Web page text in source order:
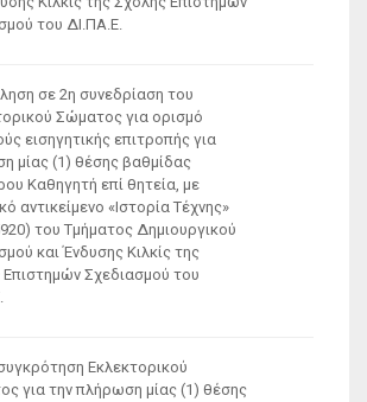
του ΔΙ.ΠΑ.Ε.
σε 2η συνεδρίαση του
Σώματος για ορισμό
εισηγητικής επιτροπής για
μίας (1) θέσης βαθμίδας
Καθηγητή επί θητεία, με
αντικείμενο «Ιστορία Τέχνης»
του Τμήματος Δημιουργικού
και Ένδυσης Κιλκίς της
Σχεδιασμού του
Εκλεκτορικού
για την πλήρωση μίας (1) θέσης